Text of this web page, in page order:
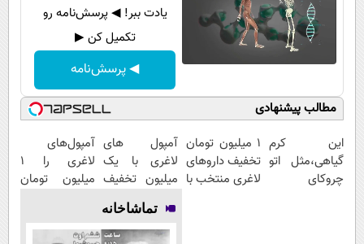
یادت ببر! ◀ پرسش‌نامه رو
تکمیل کن ▶
◀ پرسش‌نامه
مطالب پیشنهادی
این کرم
گیاهی،مثل اتو
چروکای
۱ میلیون تومان
تخفیف داروهای
لاغری منتخب با
آمپول های
لاغری با یک
میلیون تخفیف
| ارسال از
داروخانه های
معتبر
آمپول‌های
لاغری را ۱
میلیون تومان
تماشاخانه